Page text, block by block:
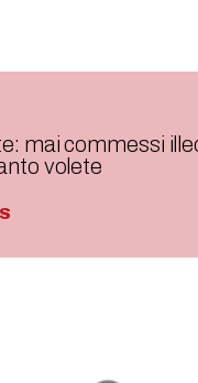
mai commessi
volete